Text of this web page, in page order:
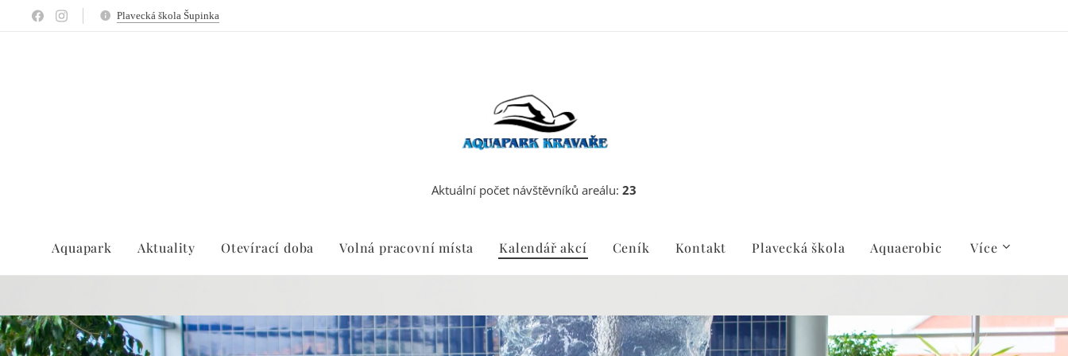
Plavecká škola Šupinka
Aktuální počet návštěvníků areálu: 23
Aquapark Aktuality Otevírací doba Volná pracovní místa Kalendář akcí Ceník Kontakt Plavecká škola Aquaerobic Více